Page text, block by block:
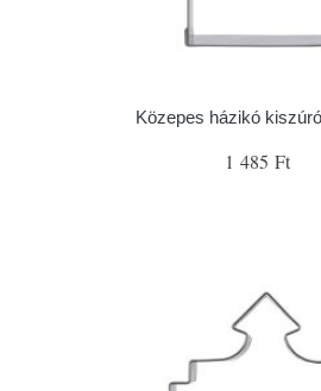
Közepes házikó
1 485 Ft